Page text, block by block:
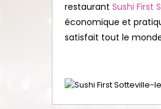
restaurant Sushi First
économique et
satisfait tout le